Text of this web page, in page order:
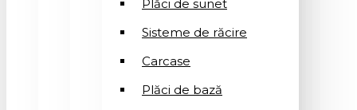
Plăci de sunet
Sisteme de răcire
Carcase
Plăci de bază